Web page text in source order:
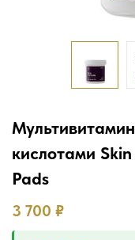
кислотами
Pads
3 700 ₽